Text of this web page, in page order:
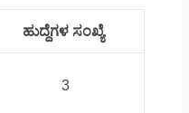
ಹುದ್ದೆಗಳ ಸಂಖ್ಯೆ
3